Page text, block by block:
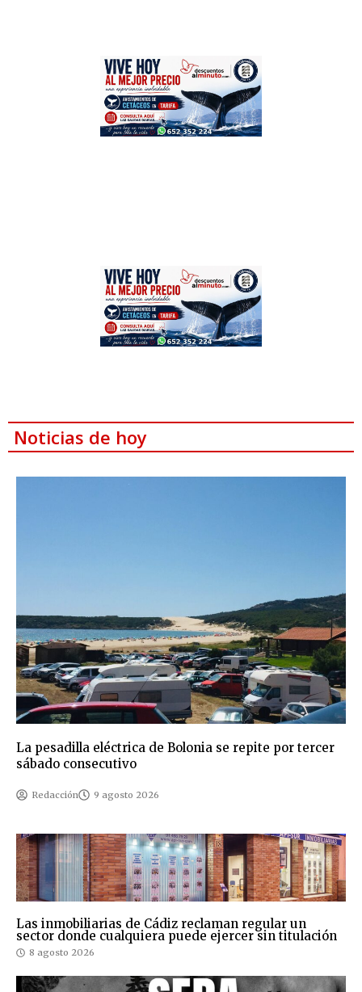
Noticias de hoy
La pesadilla eléctrica de Bolonia se repite por tercer
sábado consecutivo
Redacción 9 agosto 2026
Las inmobiliarias de Cádiz reclaman regular un
sector donde cualquiera puede ejercer sin titulación
8 agosto 2026